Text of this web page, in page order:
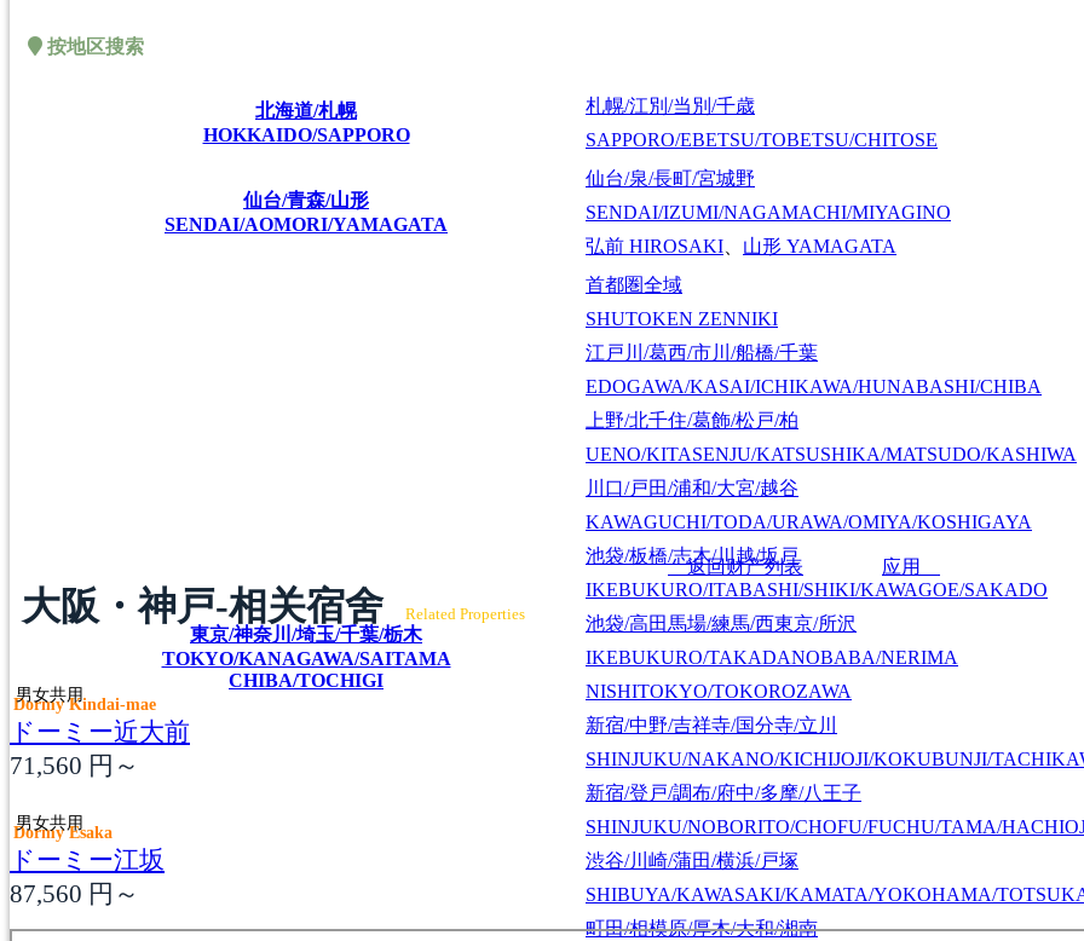
按地区搜索
北海道/札幌
HOKKAIDO/SAPPORO
札幌/江別/当別/千歳
SAPPORO/EBETSU/TOBETSU/CHITOSE
仙台/青森/山形
SENDAI/AOMORI/YAMAGATA
仙台/泉/長町/宮城野
SENDAI/IZUMI/NAGAMACHI/MIYAGINO
弘前 HIROSAKI 山形 YAMAGATA
東京/神奈川/埼玉/千葉/栃木
TOKYO/KANAGAWA/SAITAMA
CHIBA/TOCHIGI
首都圏全域
SHUTOKEN ZENNIKI
江戸川/葛西/市川/船橋/千葉
EDOGAWA/KASAI/ICHIKAWA/HUNABASHI/CHIBA
上野/北千住/葛飾/松戸/柏
UENO/KITASENJU/KATSUSHIKA/MATSUDO/KASHIWA
川口/戸田/浦和/大宮/越谷
KAWAGUCHI/TODA/URAWA/OMIYA/KOSHIGAYA
池袋/板橋/志木/川越/坂戸
IKEBUKURO/ITABASHI/SHIKI/KAWAGOE/SAKADO
池袋/高田馬場/練馬/西東京/所沢
IKEBUKURO/TAKADANOBABA/NERIMA
NISHITOKYO/TOKOROZAWA
新宿/中野/吉祥寺/国分寺/立川
SHINJUKU/NAKANO/KICHIJOJI/KOKUBUNJI/
新宿/登戸/調布/府中/多摩/八王子
SHINJUKU/NOBORITO/CHOFU/FUCHU/TAMA/
渋谷/川崎/蒲田/横浜/戸塚
SHIBUYA/KAWASAKI/KAMATA/YOKOHAMA/
町田/相模原/厚木/大和/湘南
返回财产列表 应用
大阪・神戸-相关宿舍 Related Properties
男女共用
Dormy Kindai-mae
ドーミー近大前
71,560 円～
男女共用
Dormy Esaka
ドーミー江坂
87,560 円～